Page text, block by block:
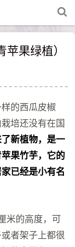
果绿植）
的西瓜皮椒
培还没有在国
新植物，是一
果竹芋，它的
已经是小有名
米的高度，可
者架子上都很